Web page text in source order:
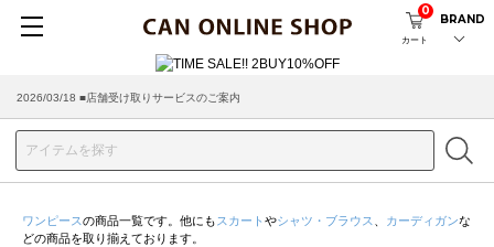
カート
0
BRAND
2026/03/18 ■店舗受け取りサービスのご案内
ワンピースの商品一覧です。他にも スカート やシャツ・ブラウス カーディガンな
どの商品を取り揃えております。